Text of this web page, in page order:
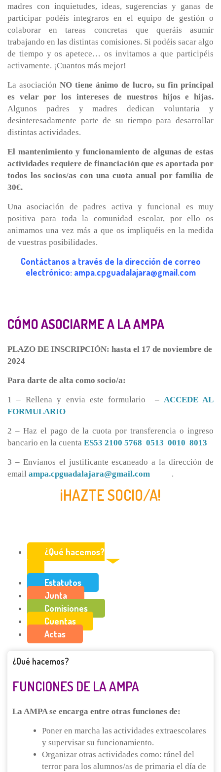
madres con inquietudes, ideas, sugerencias y ganas de
participar podéis integraros en el equipo de gestión o
colaborar en tareas concretas que queráis asumir
trabajando en las distintas comisiones. Si podéis sacar algo
de tiempo y os apetece… os invitamos a que participéis
activamente. ¡Cuantos más mejor!
La asociación NO tiene ánimo de lucro, su fin principal
es velar por los intereses de nuestros hijos e hijas.
Algunos padres y madres dedican voluntaria y
desinteresadamente parte de su tiempo para desarrollar
distintas actividades.
El mantenimiento y funcionamiento de algunas de estas
actividades requiere de financiación que es aportada por
todos los socios/as con una cuota anual por familia de
30€.
Una asociación de padres activa y funcional es muy
positiva para toda la comunidad escolar, por ello os
animamos una vez más a que os impliquéis en la medida
de vuestras posibilidades.
Contáctanos a través de la dirección de correo
electrónico: ampa.cpguadalajara@gmail.com
CÓMO ASOCIARME A LA AMPA
PLAZO DE INSCRIPCIÓN: hasta el 17 de noviembre de
2024
Para darte de alta como socio/a:
1 – Rellena y envia este formulario– ACCEDE AL
FORMULARIO
2 – Haz el pago de la cuota por transferencia o ingreso
bancario en la cuenta ES53 2100 5768 0513 0010 8013
3 – Envíanos el justificante escaneado a la dirección de
email ampa.cpguadalajara@gmail.com .
¡HAZTE SOCIO/A!
¿Qué hacemos?
Estatutos
Junta
Comisiones
Cuentas
Actas
¿Qué hacemos?
FUNCIONES DE LA AMPA
La AMPA se encarga entre otras funciones de:
Poner en marcha las actividades extraescolares
y supervisar su funcionamiento.
Organizar otras actividades como: túnel del
terror para los alumnos/as de primaria el día de